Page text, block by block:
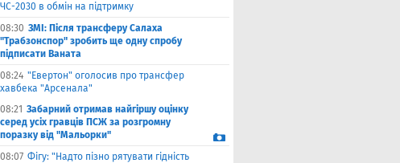
ЧС-2030 в обмін на підтримку
08:30 ЗМІ: Після трансферу Салаха
"Трабзонспор" зробить ще одну спробу
підписати Ваната
08:24 "Евертон" оголосив про трансфер
хавбека "Арсенала"
08:21 Забарний отримав найгіршу оцінку
серед усіх гравців ПСЖ за розгромну
поразку від "Мальорки"
08:07 Фігу: "Надто пізно рятувати гідність